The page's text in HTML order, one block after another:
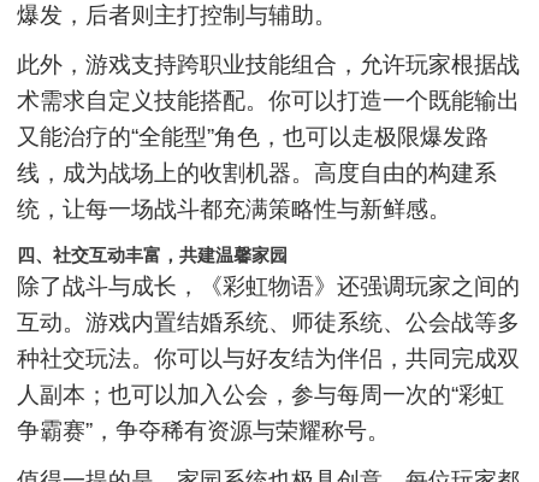
爆发，后者则主打控制与辅助。
此外，游戏支持跨职业技能组合，允许玩家根据战
术需求自定义技能搭配。你可以打造一个既能输出
又能治疗的“全能型”角色，也可以走极限爆发路
线，成为战场上的收割机器。高度自由的构建系
统，让每一场战斗都充满策略性与新鲜感。
四、社交互动丰富，共建温馨家园
除了战斗与成长，《彩虹物语》还强调玩家之间的
互动。游戏内置结婚系统、师徒系统、公会战等多
种社交玩法。你可以与好友结为伴侣，共同完成双
人副本；也可以加入公会，参与每周一次的“彩虹
争霸赛”，争夺稀有资源与荣耀称号。